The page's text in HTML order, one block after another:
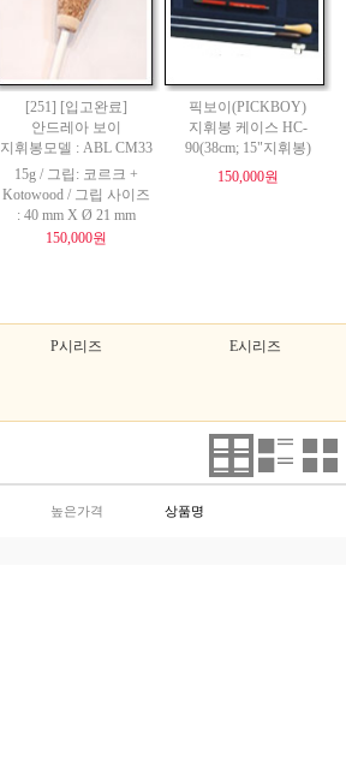
[251] [입고완료]
안드레아 보이
지휘봉모델 : ABL CM33
15g / 그립: 코르크 +
Kotowood / 그립 사이즈
: 40 mm X Ø 21 mm
150,000원
픽보이(PICKBOY)
지휘봉 케이스 HC-
90(38cm; 15"지휘봉)
150,000원
P시리즈 E시리즈
높은가격 상품명